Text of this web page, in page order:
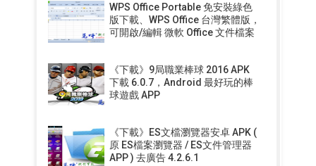
WPS Office Portable 免安裝綠色
版下載、WPS Office 台灣繁體版，
可開啟/編輯 微軟 Office 文件檔案
《下載》9局職業棒球 2016 APK
下載 6.0.7，Android 最好玩的棒
球遊戲 APP
《下載》ES文檔瀏覽器安卓 APK (
原 ES檔案瀏覽器 / ES文件管理器
APP ) 去廣告 4.2.6.1